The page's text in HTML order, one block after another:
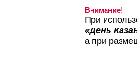
Внимание!
При
«День
а при